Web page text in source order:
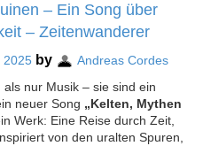
– Ein Song über
– Zeitenwanderer
2025 by
Andreas Cordes
nur Musik – sie sind ein
neuer Song „Kelten, Mythen
Werk: Eine Reise durch Zeit,
von den uralten Spuren,